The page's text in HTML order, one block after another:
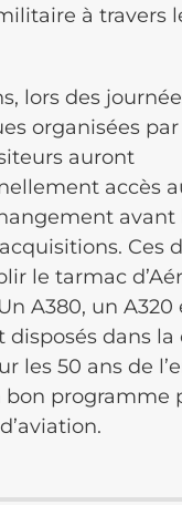
à travers
lors des
organisées par
auront
accès
avant
Ces
le tarmac
A380, un
disposés dans la
les 50 ans de
bon programme